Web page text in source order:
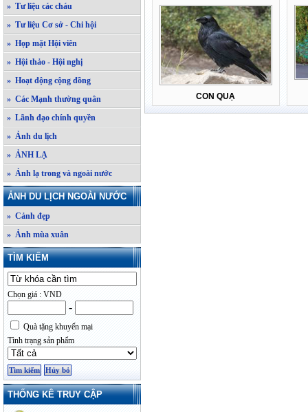
» Tư liệu các cháu
» Tư liệu Cơ sở - Chi hội
» Họp mặt Hội viên
» Hội thảo - Hội nghị
» Hoạt động cộng đồng
» Các Mạnh thường quân
» Lãnh đạo chính quyền
» Ảnh du lịch
» ẢNH LẠ
» Ảnh lạ trong và ngoài nước
ẢNH DU LỊCH NGOÀI NƯỚC
» Cảnh đẹp
» Ảnh mùa xuân
TÌM KIẾM
Chọn giá : VND
-
Quà tặng khuyến mại
Tình trạng sản phẩm
THỐNG KÊ TRUY CẬP
CON QUẠ